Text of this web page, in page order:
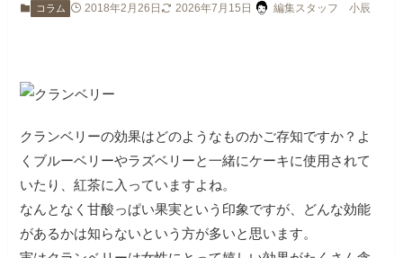
コラム 2018年2月26日 2026年7月15日 編集スタッフ 小辰
クランベリーの効果はどのようなものかご存知ですか？よ
くブルーベリーやラズベリーと一緒にケーキに使用されて
いたり、紅茶に入っていますよね。
なんとなく甘酸っぱい果実という印象ですが、どんな効能
があるかは知らないという方が多いと思います。